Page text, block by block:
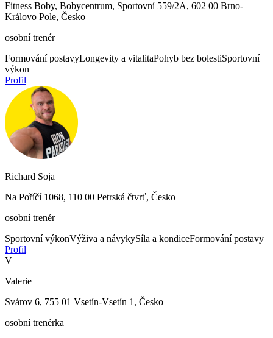
Fitness Boby, Bobycentrum, Sportovní 559/2A, 602 00 Brno-
Královo Pole, Česko
osobní trenér
Formování postavyLongevity a vitalitaPohyb bez bolestiSportovní
výkon
Profil
Richard Soja
Na Poříčí 1068, 110 00 Petrská čtvrť, Česko
osobní trenér
Sportovní výkonVýživa a návykySíla a kondiceFormování postavy
Profil
V
Valerie
Svárov 6, 755 01 Vsetín-Vsetín 1, Česko
osobní trenérka